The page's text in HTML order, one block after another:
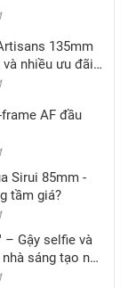
135mm
nhiều ưu đãi
AF đầu
Sirui 85mm -
tầm giá?
– Gậy selfie và
sáng tạo nội